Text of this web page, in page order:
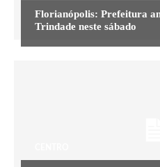
Florianópolis: Prefeitura
Trindade neste sábado